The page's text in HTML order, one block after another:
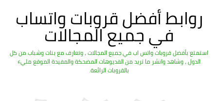
روابط أفضل قروبات واتساب
في جميع المجالات
استمتع بأفضل قروبات واتس اب في جميع المجالات ، وتعارف مع بنات وشباب من كل
الدول ، وشاهد وانشر ما تريد من الفديوهات المضحكة والمفيدة الموقع مليء
بالقروبات الرائعة.